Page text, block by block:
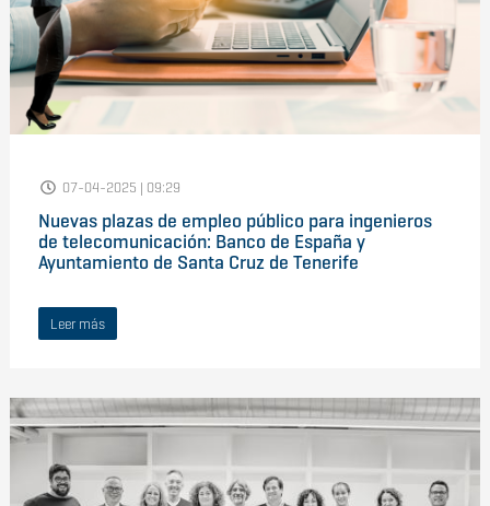
07-04-2025 | 09:29
Nuevas plazas de empleo público para ingenieros
de telecomunicación: Banco de España y
Ayuntamiento de Santa Cruz de Tenerife
Leer más